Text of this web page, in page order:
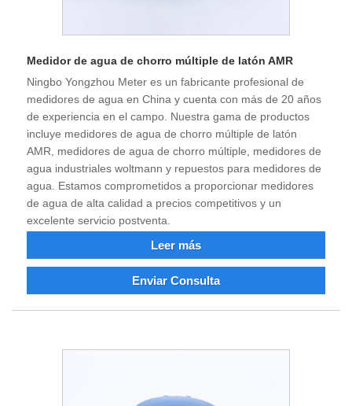
Medidor de agua de chorro múltiple de latón AMR
Ningbo Yongzhou Meter es un fabricante profesional de
medidores de agua en China y cuenta con más de 20 años
de experiencia en el campo. Nuestra gama de productos
incluye medidores de agua de chorro múltiple de latón
AMR, medidores de agua de chorro múltiple, medidores de
agua industriales woltmann y repuestos para medidores de
agua. Estamos comprometidos a proporcionar medidores
de agua de alta calidad a precios competitivos y un
excelente servicio postventa.
Leer más
Enviar Consulta